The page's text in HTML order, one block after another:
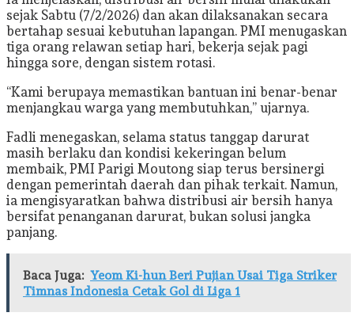
sejak Sabtu (7/2/2026) dan akan dilaksanakan secara
bertahap sesuai kebutuhan lapangan. PMI menugaskan
tiga orang relawan setiap hari, bekerja sejak pagi
hingga sore, dengan sistem rotasi.
“Kami berupaya memastikan bantuan ini benar-benar
menjangkau warga yang membutuhkan,” ujarnya.
Fadli menegaskan, selama status tanggap darurat
masih berlaku dan kondisi kekeringan belum
membaik, PMI Parigi Moutong siap terus bersinergi
dengan pemerintah daerah dan pihak terkait. Namun,
ia mengisyaratkan bahwa distribusi air bersih hanya
bersifat penanganan darurat, bukan solusi jangka
panjang.
Baca Juga: Yeom Ki-hun Beri Pujian Usai Tiga Striker
Timnas Indonesia Cetak Gol di Liga 1